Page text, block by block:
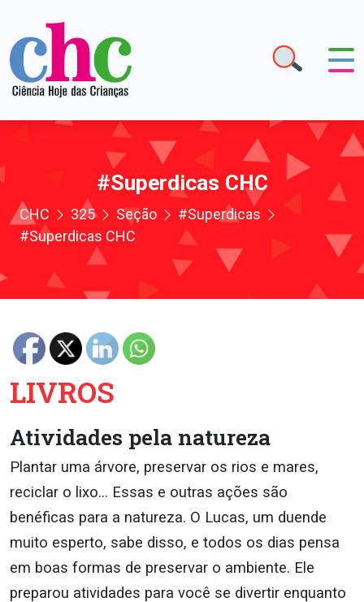
#Superdicas CHC
CHC 325 Seção
#Superdicas
#Superdicas CHC
LIVROS
Atividades pela natureza
Plantar uma árvore, preservar os rios e mares,
reciclar o lixo… Essas e outras ações são
benéficas para a natureza. O Lucas, um duende
muito esperto, sabe disso, e todos os dias pensa
em boas formas de preservar o ambiente. Ele
preparou atividades para você se divertir enquanto